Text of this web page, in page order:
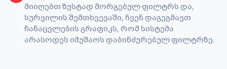
მიიღებთ ზუსტად მორგებულ ფილტრს და,
სურვილის შემთხვევაში, ჩვენ დაგეგმავთ
ჩანაცვლების გრაფიკს, რომ სისტემა
არასოდეს იმუშაოს დაბინძურებულ ფილტრზე.